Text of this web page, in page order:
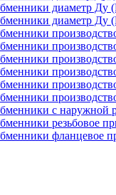
диаметр Ду
диаметр Ду
с наружной
резьбовое
фланцевое